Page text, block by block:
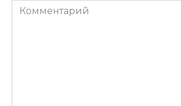
Комментарий